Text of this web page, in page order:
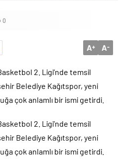
0
A+ A-
2. Ligi’nde temsil
Belediye Kağıtspor, yeni
çok anlamlı bir ismi getirdi.
2. Ligi’nde temsil
Belediye Kağıtspor, yeni
çok anlamlı bir ismi getirdi.